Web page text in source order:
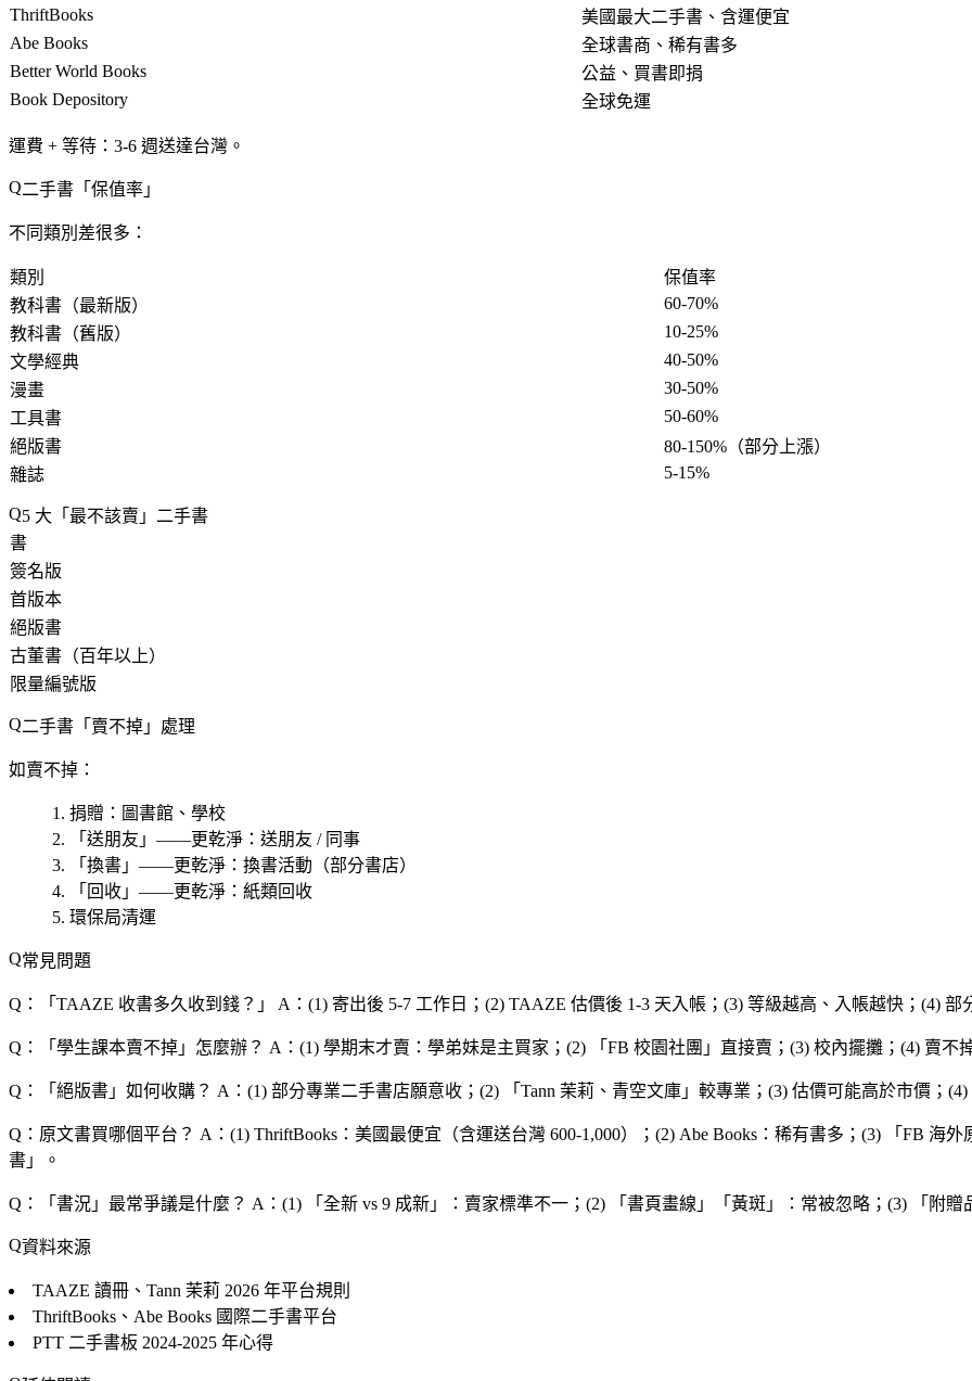
ThriftBooks
美國最大二手書、含運便宜
Abe Books
全球書商、稀有書多
Better World Books
公益、買書即捐
Book Depository
全球免運
運費 + 等待 ：3-6 週送達台灣。
二手書「保值率」
不同類別差很多：
類別
保值率
教科書（最新版）
60-70%
教科書（舊版）
10-25%
文學經典
40-50%
漫畫
30-50%
工具書
50-60%
絕版書
80-150% （部分上漲）
雜誌
5-15%
5 大「最不該賣」二手書
書
簽名版
首版本
絕版書
古董書（百年以上）
限量編號版
二手書「賣不掉」處理
如賣不掉：
捐贈 ：圖書館、學校
「送朋友」——更乾淨：送朋友 / 同事
「換書」——更乾淨：換書活動（部分書店）
「回收」——更乾淨：紙類回收
環保局清運
常見問題
Q：「TAAZE 收書多久收到錢？」 A：(1) 寄出後 5-7 工作日；(2) TAAZE 估價後 1-3 天入帳；(3) 等級越高、入帳越快；(4)
Q：「學生課本賣不掉」怎麼辦？ A：(1) 學期末才賣：學弟妹是主買家；(2) 「FB 校園社團」直接賣；(3) 校內擺攤；(4) 賣不
Q：「絕版書」如何收購？ A：(1) 部分專業二手書店願意收；(2) 「Tann 茉莉、青空文庫」較專業；(3) 估價可能高於市價；(4)
Q：原文書買哪個平台？ A：(1) ThriftBooks：美國最便宜（含運送台灣 600-1,000）；(2) Abe Books：稀有書多；(3) 「FB 海
書」。
Q：「書況」最常爭議是什麼？ A：(1) 「 全新 vs 9 成新」 ：賣家標準不一；(2) 「書頁畫線」「黃斑」：常被忽略；(3) 「附
資料來源
TAAZE 讀冊、Tann 茉莉 2026 年平台規則
ThriftBooks、Abe Books 國際二手書平台
PTT 二手書板 2024-2025 年心得